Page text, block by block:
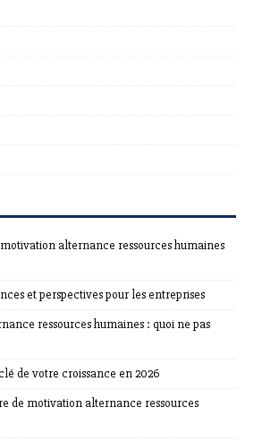
alternance ressources humaines
et perspectives pour les entreprises
ressources humaines : quoi ne pas
de votre croissance en 2026
de motivation alternance ressources